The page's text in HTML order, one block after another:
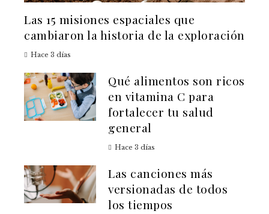
Las 15 misiones espaciales que
cambiaron la historia de la exploración
Hace 3 días
Qué alimentos son ricos
en vitamina C para
fortalecer tu salud
general
Hace 3 días
Las canciones más
versionadas de todos
los tiempos